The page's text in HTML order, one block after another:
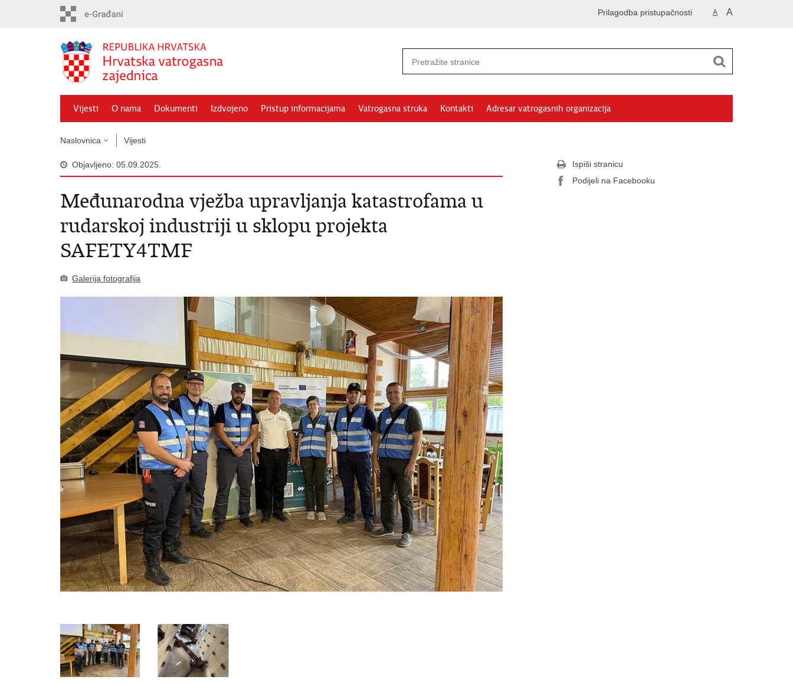
A A
Prilagodba pristupačnosti
Vijesti O nama Dokumenti Izdvojeno Pristup informacijama Vatrogasna struka Kontakti Adresar vatrogasnih organizacija
Naslovnica Vijesti
Objavljeno: 05.09.2025.
Međunarodna vježba upravljanja katastrofama u
rudarskoj industriji u sklopu projekta
SAFETY4TMF
Galerija fotografija
Ispiši stranicu
Podijeli na Facebooku